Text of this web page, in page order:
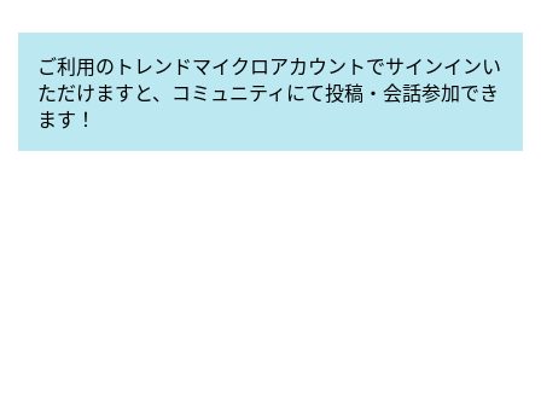
ご利用のトレンドマイクロアカウントでサインインい
ただけますと、コミュニティにて投稿・会話参加でき
ます！